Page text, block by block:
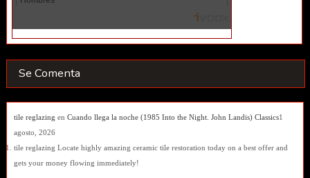
Se Comenta
tile reglazing en Cuando llega la noche (1985 Into the Night. John Landis) Classics1
agosto, 2026
tile reglazing Locate highly amazing ceramic tile restoration today on a best offer and
gets your money flowing immediately!